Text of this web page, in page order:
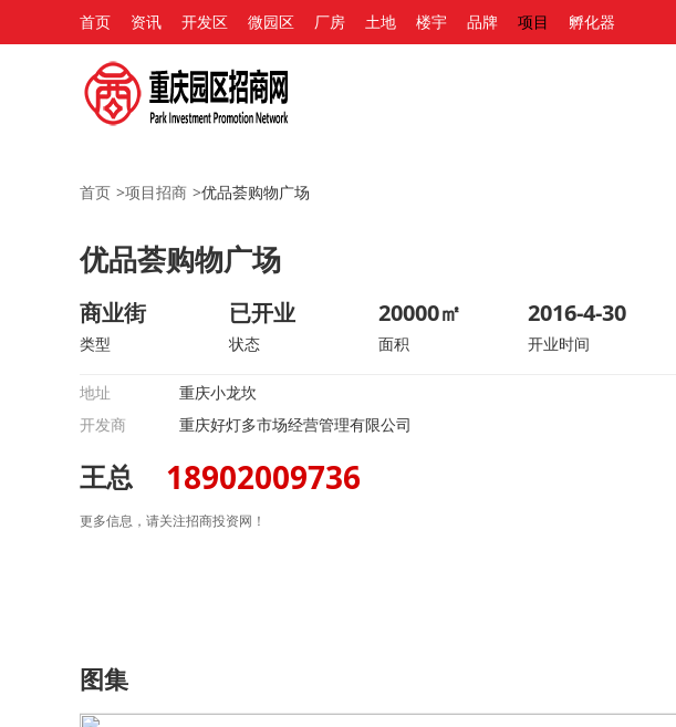
首页 资讯 开发区 微园区 厂房 土地 楼宇 品牌 项目 孵化器
首页 >项目招商 >优品荟购物广场
优品荟购物广场
商业街
类型
已开业
状态
20000㎡
面积
2016-4-30
开业时间
地址
重庆小龙坎
开发商
重庆好灯多市场经营管理有限公司
王总 18902009736
更多信息，请关注招商投资网！
图集